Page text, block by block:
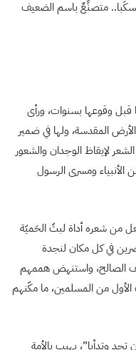
يُسكَبا.. متصنِّعٌ باسم الضعيف
وقوعها بسنوات، ورأى
المقدسة، ولها في ضمير
لإيقاظ الوجدان والشعور
ومسرى الرسول
من شعره أداة لبثّ الحَميّة
في كل مكان لنجدة
الصالح، واستنهض هممهم
من المسلمين، ما مكّنهم
وتدأبا”، يهيب بالأمة